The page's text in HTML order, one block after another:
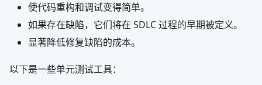
使代码重构和调试变得简单。
如果存在缺陷，它们将在 SDLC 过程的早期被定义。
显著降低修复缺陷的成本。
以下是一些单元测试工具：